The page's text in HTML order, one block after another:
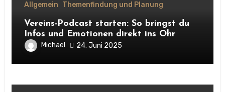
Allgemein Themenfindung und Planung
Vereins-Podcast starten: So bringst du
Infos und Emotionen direkt ins Ohr
Michael 24. Juni 2025